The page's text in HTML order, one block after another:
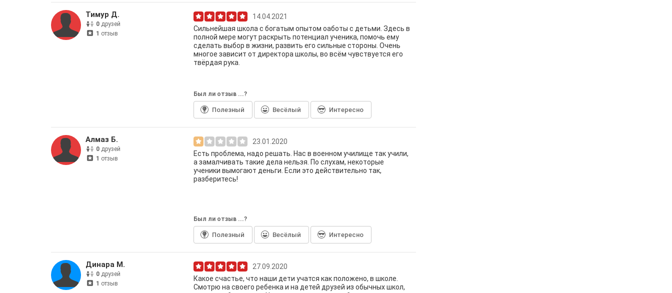
Тимур Д.
0 друзей
1 отзыв
14.04.2021
Сильнейшая школа с богатым опытом оаботы с детьми. Здесь в
полной мере могут раскрыть потенциал ученика, помочь ему
сделать выбор в жизни, развить его сильные стороны. Очень
многое зависит от директора школы, во всём чувствуется его
твёрдая рука.
Был ли отзыв ...?
Полезный Весёлый Интересно
Алмаз Б.
0 друзей
1 отзыв
23.01.2020
Есть проблема, надо решать. Нас в военном училище так учили,
а замалчивать такие дела нельзя. По слухам, некоторые
ученики вымогают деньги. Если это действительно так,
разберитесь!
Был ли отзыв ...?
Полезный Весёлый Интересно
Динара М.
0 друзей
1 отзыв
27.09.2020
Какое счастье, что наши дети учатся как положено, в школе.
Смотрю на своего ребенка и на детей друзей из обычных школ,